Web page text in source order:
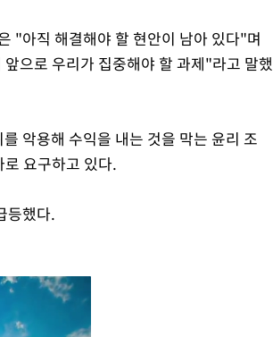
"아직 해결해야 할 현안이 남아 있다"며
으로 우리가 집중해야 할 과제"라고 말했
악용해 수익을 내는 것을 막는 윤리 조
요구하고 있다.
등했다.